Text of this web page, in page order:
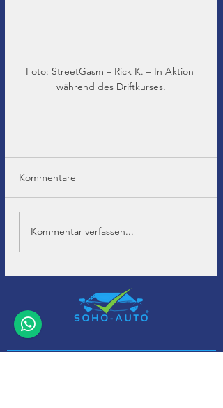
Foto: StreetGasm – Rick K. – In Aktion
während des Driftkurses.
Kommentare
Kommentar verfassen...